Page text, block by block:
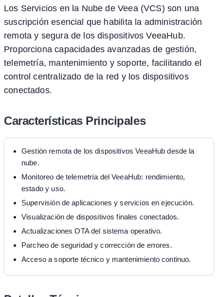
Los Servicios en la Nube de Veea (VCS) son una
suscripción esencial que habilita la administración
remota y segura de los dispositivos VeeaHub.
Proporciona capacidades avanzadas de gestión,
telemetría, mantenimiento y soporte, facilitando el
control centralizado de la red y los dispositivos
conectados.
Características Principales
Gestión remota de los dispositivos VeeaHub desde la
nube.
Monitoreo de telemetría del VeeaHub: rendimiento,
estado y uso.
Supervisión de aplicaciones y servicios en ejecución.
Visualización de dispositivos finales conectados.
Actualizaciones OTA del sistema operativo.
Parcheo de seguridad y corrección de errores.
Acceso a soporte técnico y mantenimiento continuo.